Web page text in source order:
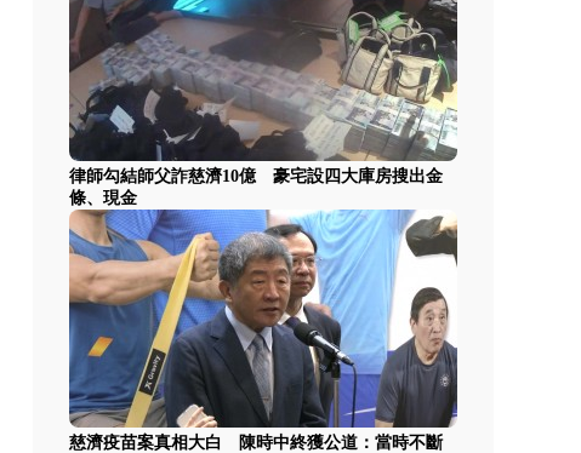
律師勾結師父詐慈濟10億 豪宅設四大庫房搜出金
條、現金
慈濟疫苗案真相大白 陳時中終獲公道：當時不斷